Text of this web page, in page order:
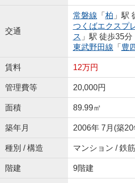
交通
常磐線 「 柏 」駅
つくばエクスプ
ス 」駅 徒歩35分
東武野田線 「 豊
賃料 12万円
管理費等 20,000円
面積 89.99㎡
築年月 2006年 7月(築20
種別 / 構造 マンション / 鉄
階建 9階建